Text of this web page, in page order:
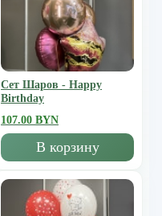
Сет Шаров - Happy
Birthday
107.00 BYN
В корзину